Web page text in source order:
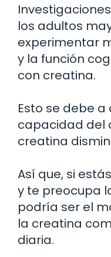
los adultos
experimentar
y la función
con creatina.
Esto se debe a
capacidad del
creatina
Así que, si
y te preocupa
podría ser el
la creatina
diaria.